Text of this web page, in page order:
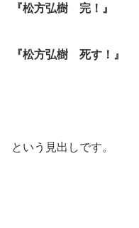
『松方弘樹 完！』
『松方弘樹 死す！』
という見出しです。